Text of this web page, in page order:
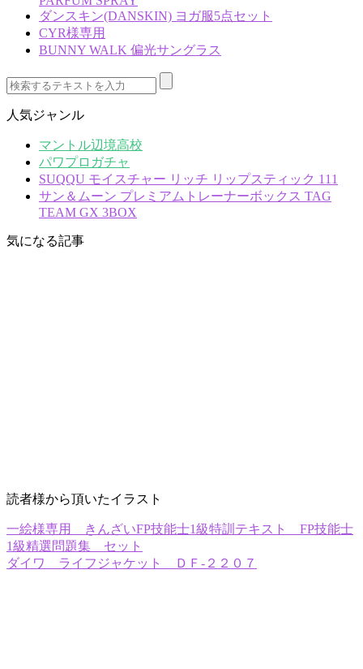
ダンスキン(DANSKIN) ヨガ服5点セット
CYR様専用
BUNNY WALK 偏光サングラス
人気ジャンル
マントル辺境高校
パワプロガチャ
SUQQU モイスチャー リッチ リップスティック 111
サン＆ムーン プレミアムトレーナーボックス TAG
TEAM GX 3BOX
気になる記事
読者様から頂いたイラスト
一絵様専用 きんざいFP技能士1級特訓テキスト FP技能士
1級精選問題集 セット
ダイワ ライフジャケット ＤＦ-２２０７